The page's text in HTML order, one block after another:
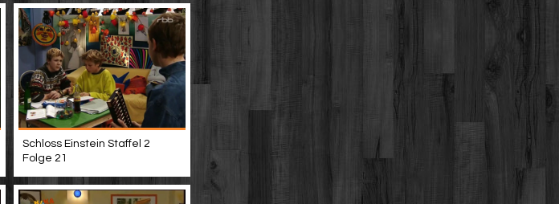
Schloss Einstein Staffel 2
Folge 21